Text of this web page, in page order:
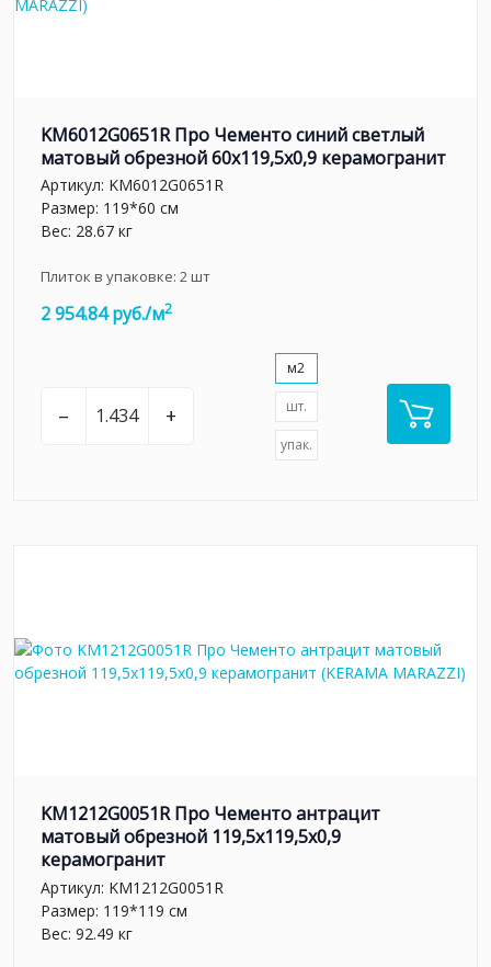
KM6012G0651R Про Чементо синий светлый
матовый обрезной 60х119,5x0,9 керамогранит
Артикул: KM6012G0651R
Размер: 119*60 см
Вес: 28.67 кг
Плиток в упаковке: 2шт
2 954.84 руб./м2
– +
м2
шт.
упак.
KM1212G0051R Про Чементо антрацит
матовый обрезной 119,5x119,5x0,9
керамогранит
Артикул: KM1212G0051R
Размер: 119*119 см
Вес: 92.49 кг